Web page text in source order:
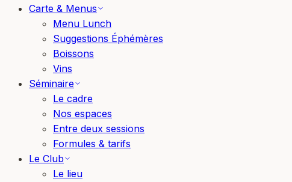
Carte & Menus
Menu Lunch
Suggestions Éphémères
Boissons
Vins
Séminaire
Le cadre
Nos espaces
Entre deux sessions
Formules & tarifs
Le Club
Le lieu